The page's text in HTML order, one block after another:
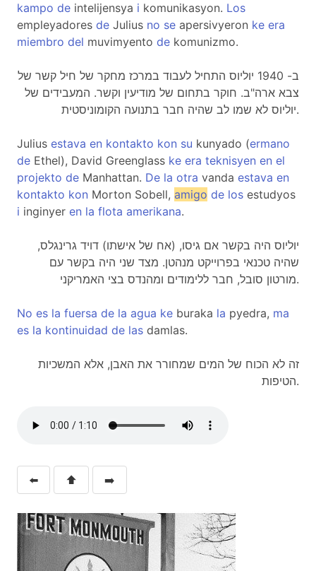
kampo de intelijensya i komunikasyon. Los
empleyadores de Julius no se apersivyeron ke era
miembro del muvimyento de komunizmo.
ב- 1940 יוליוס התחיל לעבוד במרכז מחקר של חיל קשר של
צבא ארה"ב. חוקר בתחום של מודיעין וקשר. המעבידים של
יוליוס לא שמו לב שהיה חבר בתנועה הקומוניסטית.
Julius estava en kontakto kon su kunyado (ermano
de Ethel), David Greenglass ke era teknisyen en el
projekto de Manhattan. De la otra vanda estava en
kontakto kon Morton Sobell, amigo de los estudyos
i inginyer en la flota amerikana.
יוליוס היה בקשר אם גיסו, (אח של אישתו) דויד גרינגלס,
שהיה טכנאי בפרוייקט מנהטן. מצד שני היה בקשר עם
מורטון סובל, חבר ללימודים ומהנדס בצי האמריקני.
No es la fuersa de la agua ke buraka la pyedra, ma
es la kontinuidad de las damlas.
זה לא הכוח של המים שמחורר את האבן, אלא המשכיות
הטיפות.
⬅️ ⬆️ ➡️